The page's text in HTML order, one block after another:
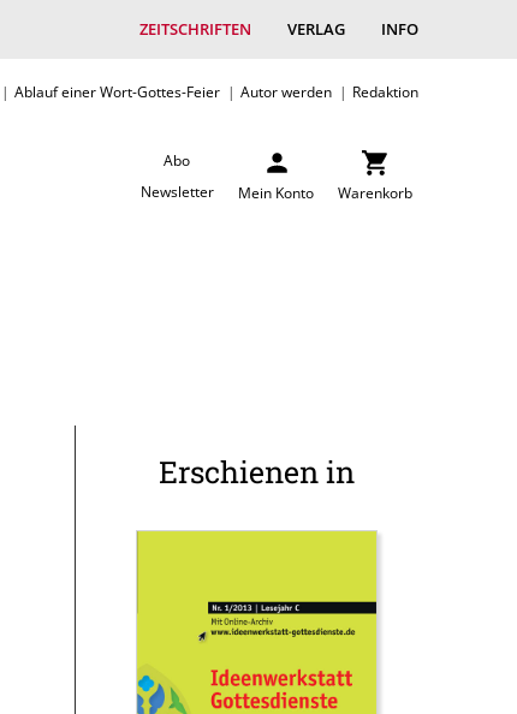
ZEITSCHRIFTEN VERLAG INFO
Ablauf einer Wort-Gottes-Feier Autor werden Redaktion
Abo
Newsletter
Mein Konto Warenkorb
Erschienen in